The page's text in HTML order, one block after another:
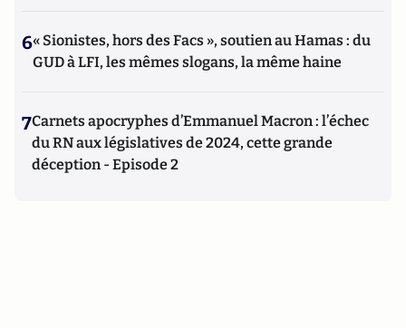
6« Sionistes, hors des Facs », soutien au Hamas : du
GUD à LFI, les mêmes slogans, la même haine
7Carnets apocryphes d’Emmanuel Macron : l’échec
du RN aux législatives de 2024, cette grande
déception - Episode 2